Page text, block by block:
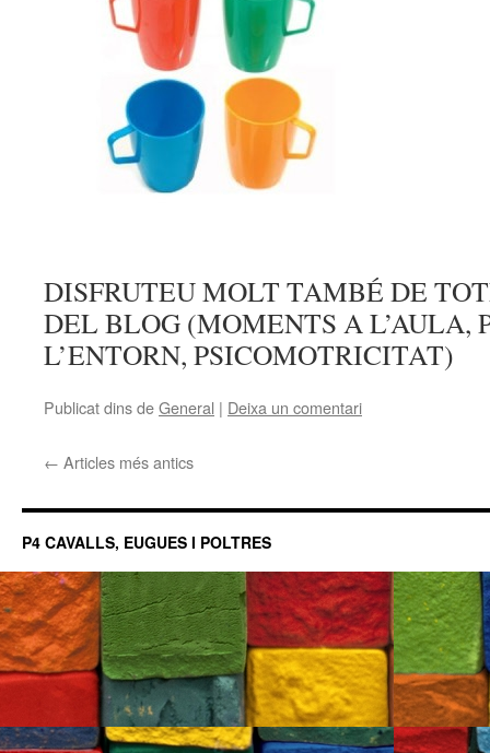
DISFRUTEU MOLT TAMBÉ DE
DEL BLOG (MOMENTS A L’AULA,
L’ENTORN, PSICOMOTRICITAT)
Publicat dins deGeneral | Deixa un comentari
← Articles més antics
P4 CAVALLS, EUGUES I POLTRES